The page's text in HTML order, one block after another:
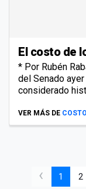
El costo de
* Por Rubén
del Senado
considerado
VER MÁS DE COSTO
‹ 1 2